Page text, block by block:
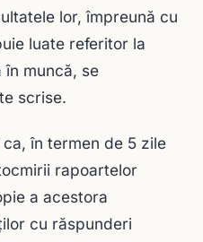
lor, împreună cu
luate referitor la
în muncă, se
scrise.
în termen de 5 zile
rapoartelor
a acestora
cu răspunderi